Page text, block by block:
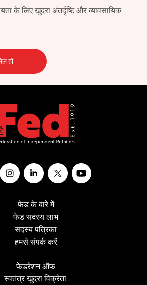
के लिए खुदरा अंतर्दृष्टि और व्यावसायिक
हों
फेड के बारे में
फेड सदस्य लाभ
सदस्य पत्रिका
हमसे संपर्क करें
फेडरेशन ऑफ
स्वतंत्र खुदरा विक्रेता,